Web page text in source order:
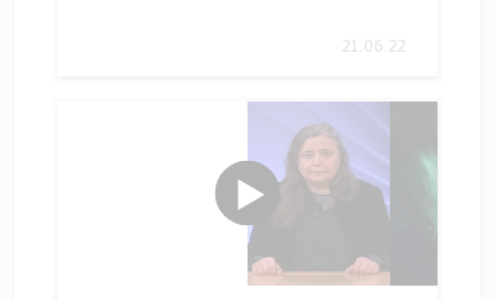
21.06.22